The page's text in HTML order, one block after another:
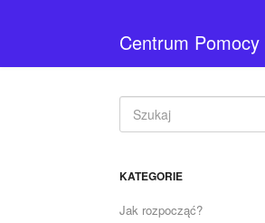
Centrum
KATEGORIE
Jak rozpocząć?